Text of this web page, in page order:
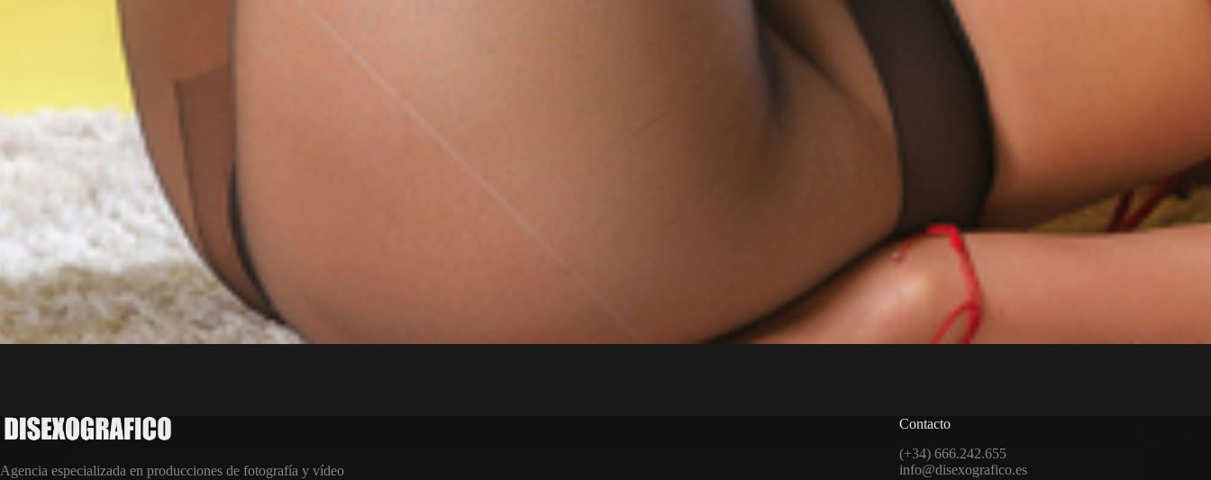
Agencia especializada en producciones de fotografía y vídeo
Contacto
(+34) 666.242.655
info@disexografico.es